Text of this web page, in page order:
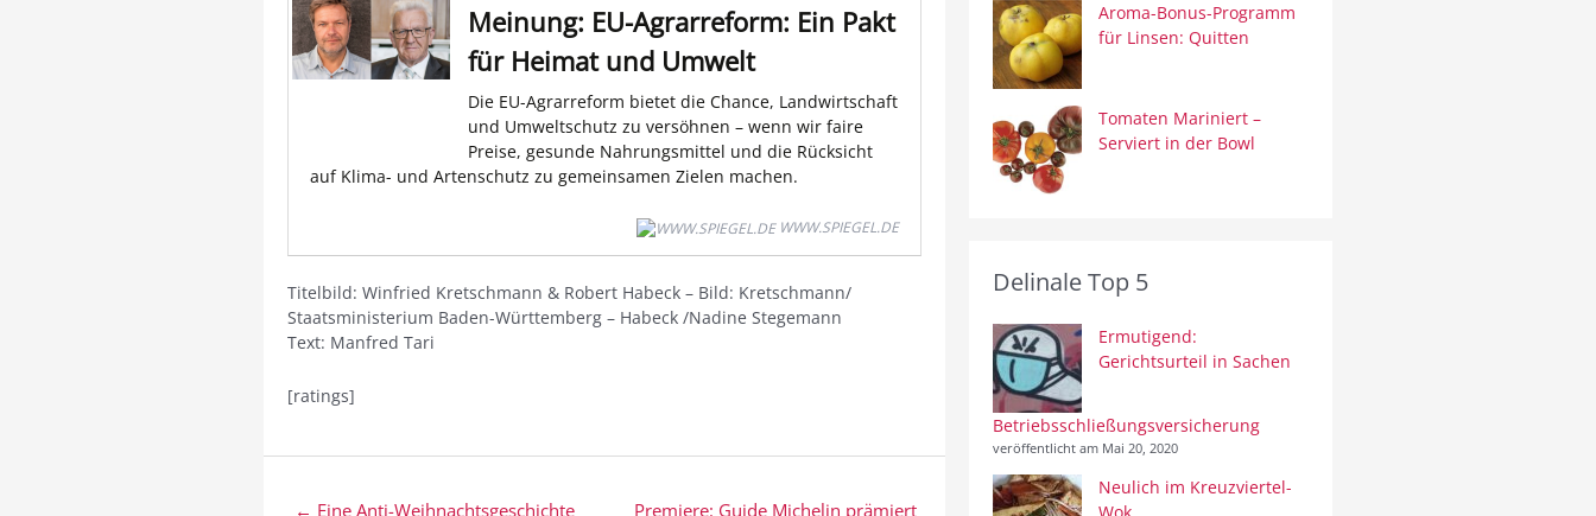
Meinung: EU-Agrarreform: Ein Pakt
für Heimat und Umwelt
Die EU-Agrarreform bietet die Chance, Landwirtschaft
und Umweltschutz zu versöhnen – wenn wir faire
Preise, gesunde Nahrungsmittel und die Rücksicht
auf Klima- und Artenschutz zu gemeinsamen Zielen machen.
WWW.SPIEGEL.DE
Titelbild: Winfried Kretschmann & Robert Habeck – Bild: Kretschmann/
Staatsministerium Baden-Württemberg – Habeck /Nadine Stegemann
Text: Manfred Tari
[ratings]
Beitragsnavigation
← Eine Anti-Weihnachtsgeschichte
Premiere: Guide Michelin prämiert
Aroma-Bonus-Programm
für Linsen: Quitten
Tomaten Mariniert –
Serviert in der Bowl
Delinale Top 5
Ermutigend:
Gerichtsurteil in Sachen
Betriebsschließungsversicherung
veröffentlicht am Mai 20, 2020
Neulich im Kreuzviertel-